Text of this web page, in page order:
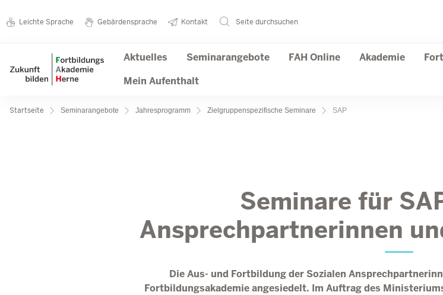
Metanavigation
Leichte Sprache Gebärdensprache Kontakt Seite durchsuchen
Hauptnavigation
Aktuelles Seminarangebote FAH Online Akademie
Mein Aufenthalt
Pfadnavigation
Startseite Seminarangebote Jahresprogramm Zielgruppenspezifische Seminare SAP
Seminare für
Ansprechpartnerinnen
Die Aus- und Fortbildung der Sozialen
Fortbildungsakademie angesiedelt. Im Auftrag des